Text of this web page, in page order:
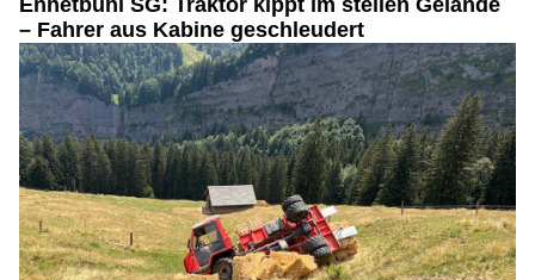
– Fahrer aus Kabine geschleudert